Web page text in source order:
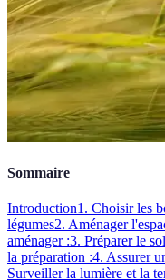
Sommaire
Introduction1. Choisir les
légumes2. Aménager
aménager :3. Préparer le
la préparation :4. Assurer
Surveiller la lumière et la